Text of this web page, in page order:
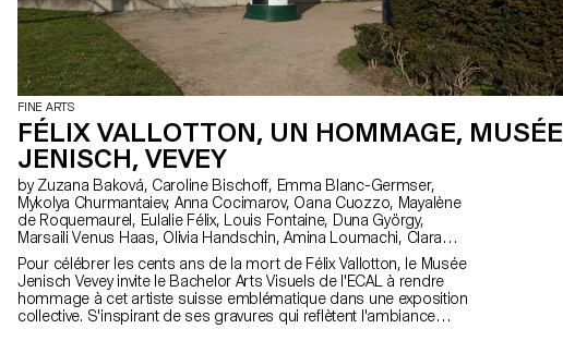
FINE ARTS
FÉLIX VALLOTTON, UN HOMMAGE, MUSÉE
JENISCH, VEVEY
by Zuzana Baková, Caroline Bischoff, Emma Blanc-Germser,
Mykolya Churmantaiev, Anna Cocimarov, Oana Cuozzo, Mayalène
de Roquemaurel, Eulalie Félix, Louis Fontaine, Duna György,
Marsaili Venus Haas, Olivia Handschin, Amina Loumachi, Clara
Luna, Céleste Meylan, Diego Mühlematter, Paul Reachi, Baptiste
Schaerer, Charlie Schär, Jamie Soria, Nayla Younes
Pour célébrer les cents ans de la mort de Félix Vallotton, le Musée
Jenisch Vevey invite le Bachelor Arts Visuels de l'ECAL à rendre
hommage à cet artiste suisse emblématique dans une exposition
collective. S'inspirant de ses gravures qui reflètent l'ambiance